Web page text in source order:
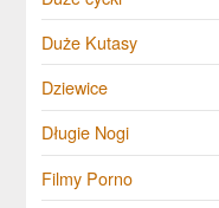
Duże Kutasy
Dziewice
Długie Nogi
Filmy Porno